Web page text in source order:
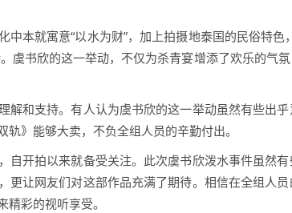
中本就寓意“以水为财”，加上拍摄地泰国的民俗特色
虞书欣的这一举动，不仅为杀青宴增添了欢乐的气
解和支持。有人认为虞书欣的这一举动虽然有些出
》能够大卖，不负全组人员的辛勤付出。
自开拍以来就备受关注。此次虞书欣泼水事件虽然
更让网友们对这部作品充满了期待。相信在全组人
彩的视听享受。